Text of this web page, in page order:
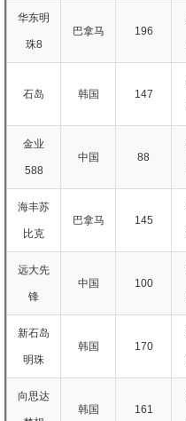
华东明
珠8
巴拿马 196
石岛 韩国 147
金业
588
中国 88
海丰苏
比克
巴拿马 145
远大先
锋
中国 100
新石岛
明珠
韩国 170
向思达
韩国 161